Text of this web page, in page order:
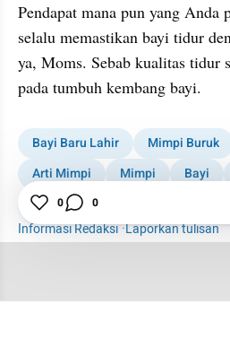
Pendapat mana pun yang Anda
selalu memastikan bayi tidur
ya, Moms. Sebab kualitas tidur
pada tumbuh kembang bayi.
Bayi Baru Lahir Mimpi Buruk
Arti Mimpi
Mimpi Bayi
MOMS
Informasi Redaksi·Laporkan tulisan
0 0